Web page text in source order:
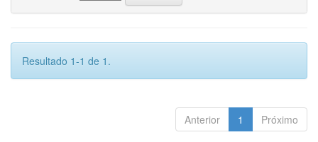
Resultado 1-1 de 1.
Anterior 1 Próximo